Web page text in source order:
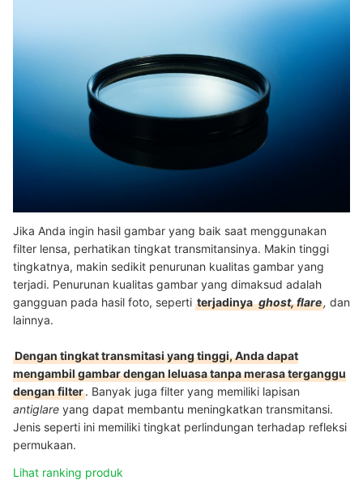
Jika Anda ingin hasil gambar yang baik saat menggunakan
filter lensa, perhatikan tingkat transmitansinya. Makin tinggi
tingkatnya, makin sedikit penurunan kualitas gambar yang
terjadi. Penurunan kualitas gambar yang dimaksud adalah
gangguan pada hasil foto, seperti terjadinya ghost, flare, dan
lainnya.
Dengan tingkat transmitasi yang tinggi, Anda dapat
mengambil gambar dengan leluasa tanpa merasa terganggu
dengan filter. Banyak juga filter yang memiliki lapisan
antiglare yang dapat membantu meningkatkan transmitansi.
Jenis seperti ini memiliki tingkat perlindungan terhadap refleksi
permukaan.
Lihat ranking produk